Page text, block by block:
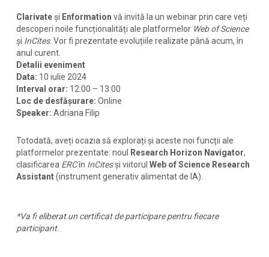
Clarivateși Enformation vă invită la un webinar prin care veți
descoperi noile funcționalități ale platformelor Web of Science
și InCites. Vor fi prezentate evoluțiile realizate până acum, în
anul curent.
Detalii eveniment
Data: 10 iulie 2024
Interval orar: 12:00 – 13:00
Loc de desfășurare: Online
Speaker: Adriana Filip
Totodată, aveți ocazia să explorați și aceste noi funcții ale
platformelor prezentate: noul
Research Horizon Navigator,
clasificarea ERCîn InCitesși viitorul Web of Science Research
Assistant(instrument generativ alimentat de IA).
*Va fi eliberat un certificat de participare pentru fiecare
participant.